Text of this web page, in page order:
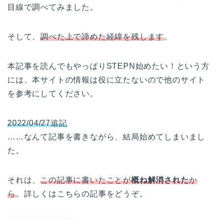
目線で調べてみました。
そして、調べた上で諦めた経緯を残します。
本記事を読んでもやっぱりSTEPN始めたい！という方
には、本サイトの情報は役に立たないので他のサイト
を参考にしてください。
2022/04/27追記
……なんて記事を書きながら、結局始めてしまいまし
た。
それは、この記事に書いたことが概ね解消されたか
ら。詳しくはこちらの記事をどうぞ。